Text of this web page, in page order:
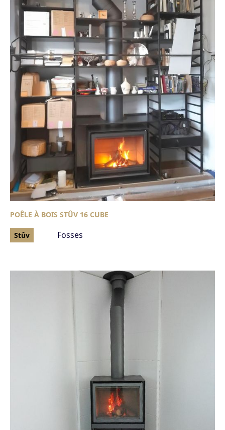
POÊLE À BOIS STÛV 16 CUBE
Stûv Fosses